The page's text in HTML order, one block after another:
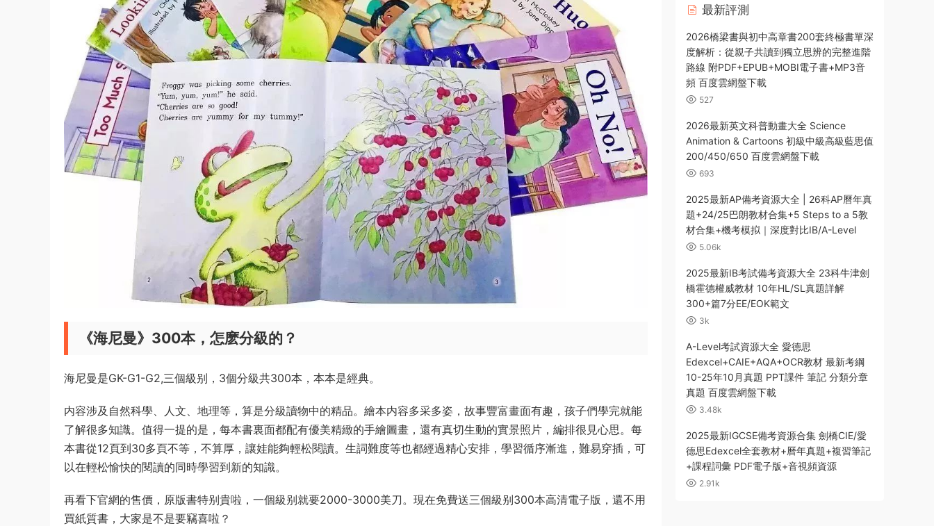
《海尼曼》300本，怎麽分級的？
海尼曼是GK-G1-G2,三個級别，3個分級共300本，本本是經典。
内容涉及自然科學、人文、地理等，算是分級讀物中的精品。繪本内容多采多姿，故事豐富畫面有趣，孩子們學完就能
了解很多知識。值得一提的是，每本書裏面都配有優美精緻的手繪圖畫，還有真切生動的實景照片，編排很見心思。每
本書從12頁到30多頁不等，不算厚，讓娃能夠輕松閱讀。生詞難度等也都經過精心安排，學習循序漸進，難易穿插，可
以在輕松愉快的閱讀的同時學習到新的知識。
再看下官網的售價，原版書特别貴啦，一個級别就要2000-3000美刀。現在免費送三個級别300本高清電子版，還不用
買紙質書，大家是不是要竊喜啦？
最新評測
2026橋梁書與初中高章書200套終極書單深
度解析：從親子共讀到獨立思辨的完整進階
路線 附PDF+EPUB+MOBI電子書+MP3音
頻 百度雲網盤下載
527
2026最新英文科普動畫大全 Science
Animation & Cartoons 初級中級高級藍思值
200/450/650 百度雲網盤下載
693
2025最新AP備考資源大全 | 26科AP曆年真
題+24/25巴朗教材合集+5 Steps to a 5教
材合集+機考模拟｜深度對比IB/A-Level
5.06k
2025最新IB考試備考資源大全 23科牛津劍
橋霍德權威教材 10年HL/SL真題詳解
300+篇7分EE/EOK範文
3k
A-Level考試資源大全 愛德思
Edexcel+CAIE+AQA+OCR教材 最新考綱
10-25年10月真題 PPT課件 筆記 分類分章
真題 百度雲網盤下載
3.48k
2025最新IGCSE備考資源合集 劍橋CIE/愛
德思Edexcel全套教材+曆年真題+複習筆記
+課程詞彙 PDF電子版+音視頻資源
2.91k